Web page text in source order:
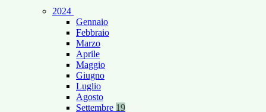
2024
Gennaio
Febbraio
Marzo
Aprile
Maggio
Giugno
Luglio
Agosto
Settembre 19